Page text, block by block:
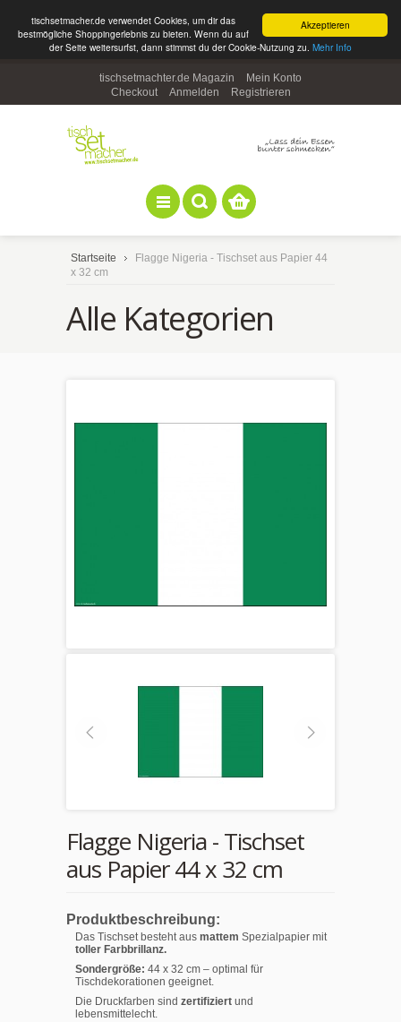
Akzeptieren
tischsetmacher.de verwendet Cookies, um dir das
bestmögliche Shoppingerlebnis zu bieten. Wenn du auf
der Seite weitersurfst, dann stimmst du der Cookie-Nutzung zu. Mehr Info
tischsetmachter.de Magazin
Mein Konto
Checkout
Anmelden Registrieren
Startseite
Flagge Nigeria - Tischset aus Papier 44
x 32 cm
Alle Kategorien
Flagge Nigeria - Tischset
aus Papier 44 x 32 cm
Produktbeschreibung:
Das Tischset besteht aus mattem Spezialpapier mit
toller Farbbrillanz.
Sondergröße: 44 x 32 cm – optimal für
Tischdekorationen geeignet.
Die Druckfarben sind zertifiziert und
lebensmittelecht.